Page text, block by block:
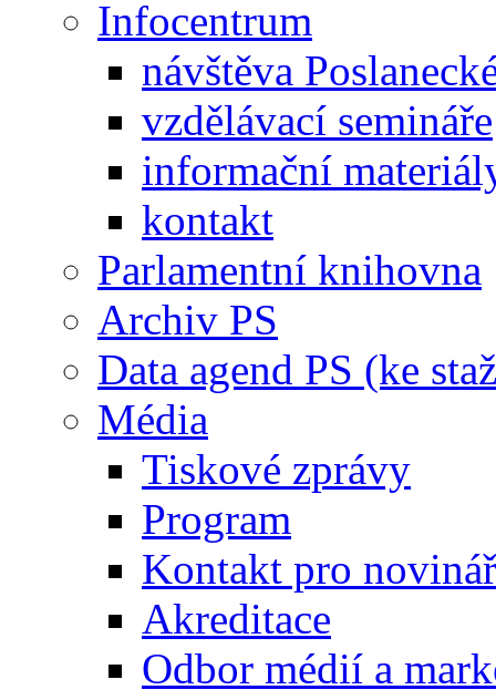
Infocentrum
návštěva
vzdělávací semináře
informační
kontakt
Parlamentní knihovna
Archiv PS
Data agend PS (ke
Média
Tiskové zprávy
Program
Kontakt pro
Akreditace
Odbor médií a